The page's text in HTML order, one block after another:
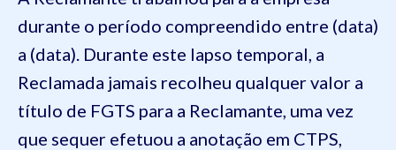
durante o período compreendido entre (data)
a (data). Durante este lapso temporal, a
Reclamada jamais recolheu qualquer valor a
título de FGTS para a Reclamante, uma vez
que sequer efetuou a anotação em CTPS,